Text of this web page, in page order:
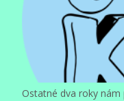
Ostatné dva roky